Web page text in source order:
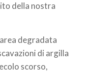
della nostra
degradata
di argilla
scorso,